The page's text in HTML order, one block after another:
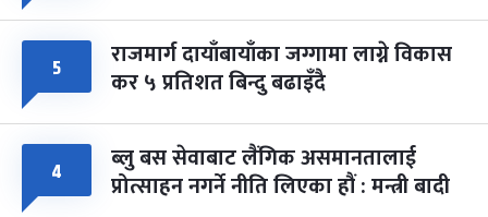
५ राजमार्ग दायाँबायाँका जग्गामा लाग्ने विकास
कर ५ प्रतिशत बिन्दु बढाइँदै
४ ब्लु बस सेवाबाट लैंगिक असमानतालाई
प्रोत्साहन नगर्ने नीति लिएका हौं : मन्त्री बादी